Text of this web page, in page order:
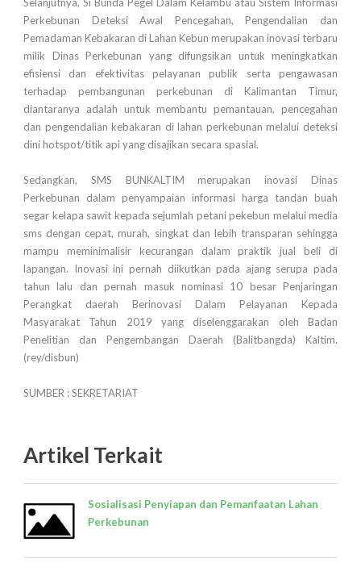
Selanjutnya, Si Bunda Pegel Dalam Kelambu atau Sistem Informasi
Perkebunan Deteksi Awal Pencegahan, Pengendalian dan
Pemadaman Kebakaran di Lahan Kebun merupakan inovasi terbaru
milik Dinas Perkebunan yang difungsikan untuk meningkatkan
efisiensi dan efektivitas pelayanan publik serta pengawasan
terhadap pembangunan perkebunan di Kalimantan Timur,
diantaranya adalah untuk membantu pemantauan, pencegahan
dan pengendalian kebakaran di lahan perkebunan melalui deteksi
dini hotspot/titik api yang disajikan secara spasial.
Sedangkan, SMS BUNKALTIM merupakan inovasi Dinas
Perkebunan dalam penyampaian informasi harga tandan buah
segar kelapa sawit kepada sejumlah petani pekebun melalui media
sms dengan cepat, murah, singkat dan lebih transparan sehingga
mampu meminimalisir kecurangan dalam praktik jual beli di
lapangan. Inovasi ini pernah diikutkan pada ajang serupa pada
tahun lalu dan pernah masuk nominasi 10 besar Penjaringan
Perangkat daerah Berinovasi Dalam Pelayanan Kepada
Masyarakat Tahun 2019 yang diselenggarakan oleh Badan
Penelitian dan Pengembangan Daerah (Balitbangda) Kaltim.
(rey/disbun)
SUMBER : SEKRETARIAT
Artikel Terkait
Sosialisasi Penyiapan dan Pemanfaatan Lahan
Perkebunan